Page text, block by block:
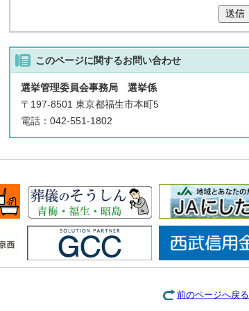
送信
このページに関するお問い合わせ
選挙管理委員会事務局 選挙係
〒197-8501 東京都福生市本町5
電話：042-551-1802
前のページへ戻る